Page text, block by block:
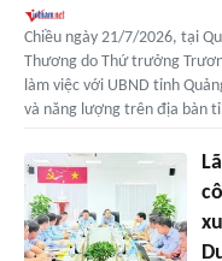
Chiều ngày 21/7/2026, tại
Thương do Thứ trưởng
làm việc với UBND tỉnh
và năng lượng trên địa bàn